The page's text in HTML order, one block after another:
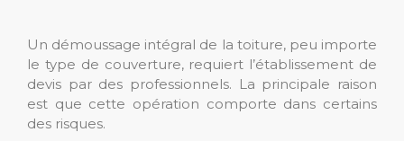
Un démoussage intégral de la toiture, peu importe
le type de couverture, requiert l’établissement de
devis par des professionnels. La principale raison
est que cette opération comporte dans certains
des risques.